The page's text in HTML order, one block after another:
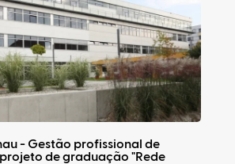
- Gestão profissional de
de graduação "Rede